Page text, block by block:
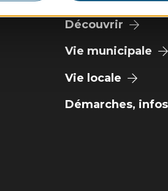
Découvrir
Vie municipale
Vie locale
Démarches,